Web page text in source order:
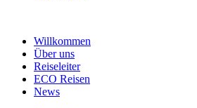
Willkommen
Über uns
Reiseleiter
ECO Reisen
News